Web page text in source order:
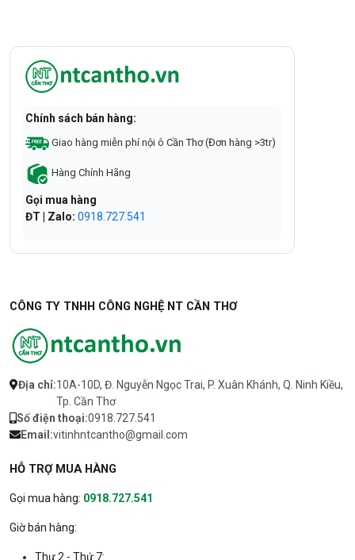
Chính sách bán hàng:
Giao hàng miễn phí nội ô Cần Thơ (Đơn hàng >3tr)
Hàng Chính Hãng
Gọi mua hàng
ĐT | Zalo: 0918.727.541
CÔNG TY TNHH CÔNG NGHỆ NT CẦN THƠ
Địa chỉ:10A-10D, Đ. Nguyễn Ngọc Trai, P. Xuân Khánh, Q. Ninh Kiều,
Tp. Cần Thơ
Số điện thoại:0918.727.541
Email:vitinhntcantho@gmail.com
HỖ TRỢ MUA HÀNG
Gọi mua hàng: 0918.727.541
Giờ bán hàng:
Thư 2 - Thứ 7: